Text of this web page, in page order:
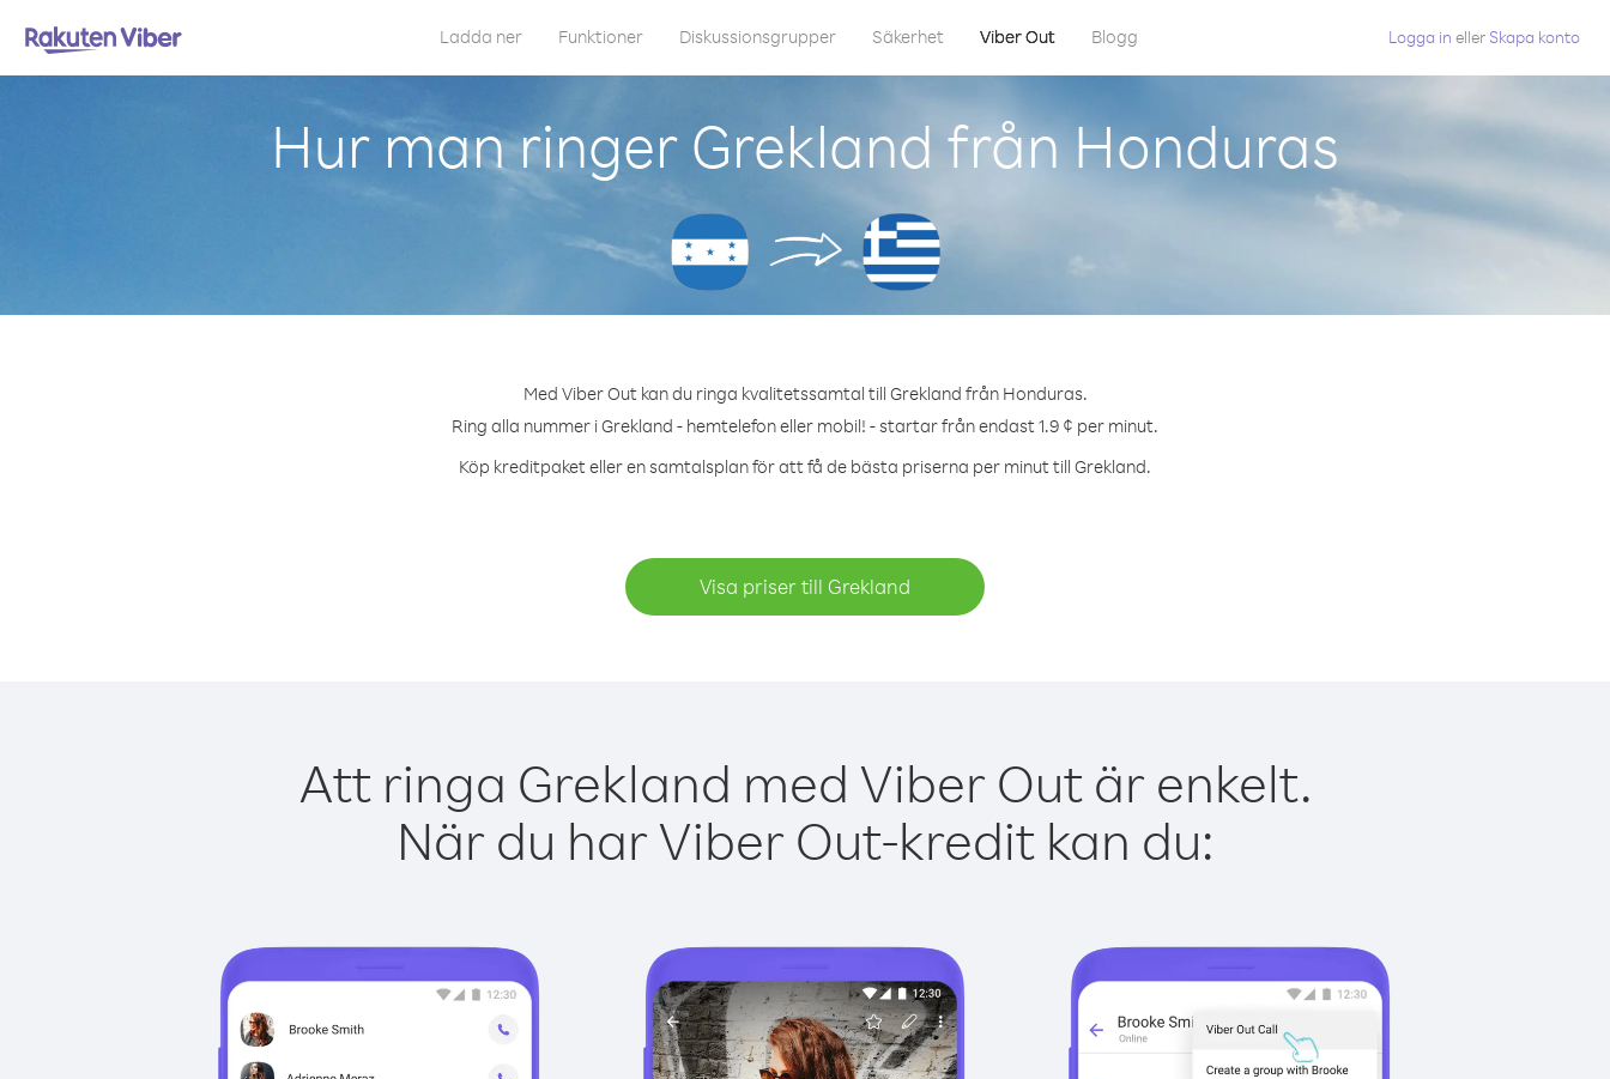
Ladda ner Funktioner Diskussionsgrupper Säkerhet Viber Out Blogg Logga in eller Skapa konto
Hur man ringer Grekland från Honduras
Med Viber Out kan du ringa kvalitetssamtal till Grekland från Honduras.
Ring alla nummer i Grekland - hemtelefon eller mobil! - startar från endast 1.9 ¢ per minut.
Köp kreditpaket eller en samtalsplan för att få de bästa priserna per minut till Grekland.
Visa priser till Grekland
Att ringa Grekland med Viber Out är enkelt.
När du har Viber Out-kredit kan du: